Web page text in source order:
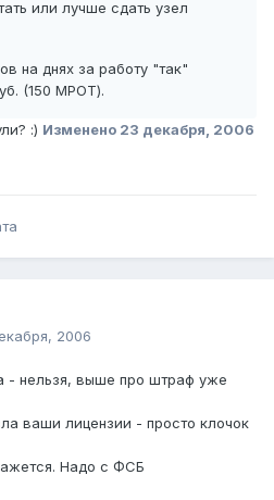
или лучше сдать узел
на днях за работу "так"
(150 МРОТ).
:) Изменено 23 декабря, 2006
2006
- нельзя, выше про штраф уже
ваши лицензии - просто клочок
Надо с ФСБ